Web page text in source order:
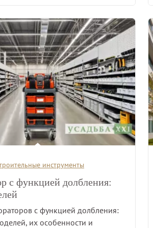
инструменты
с функцией долбления:
с функцией долбления:
их особенности и